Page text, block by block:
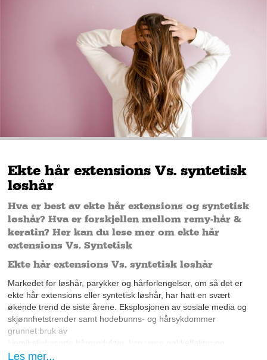
Ekte hår extensions Vs. syntetisk
løshår
Hva er best av ekte hår extensions og syntetisk
løshår? Hva er forskjellen mellom remy-hår &
keratin? Her kan du lese mer om ekte hår
extensions Vs. Syntetisk
Ekte hår extensions Vs. syntetisk løshår
Markedet for løshår, parykker og hårforlengelser, om så det er
ekte hår extensions eller syntetisk løshår, har hatt en svært
økende trend de siste årene. Eksplosjonen av sosiale media og
skjønnhetstrender samt hodebunns- og hårsykdommer
grunnet bruk av
kjemikaliebaserte hårprodukter, kan være nøkkelfaktor og
årsak. Ifølge estimater fra
Les mer...